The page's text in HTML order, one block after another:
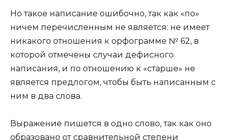
Но такое написание ошибочно, так как «по»
ничем перечисленным не является: не имеет
никакого отношения к орфограмме № 62, в
которой отмечены случаи дефисного
написания, и по отношению к «старше» не
является предлогом, чтобы быть написанным с
ним в два слова.
Выражение пишется в одно слово, так как оно
образовано от сравнительной степени